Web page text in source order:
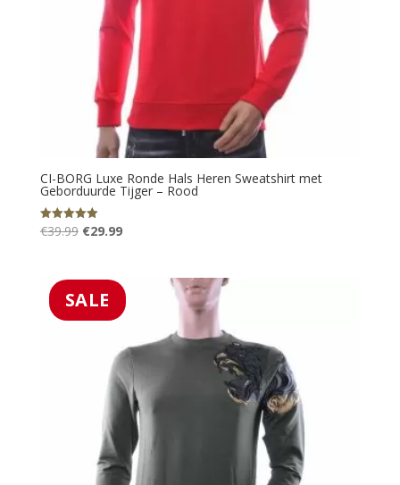
CI-BORG Luxe Ronde Hals Heren Sweatshirt met
Geborduurde Tijger – Rood
Gewaardeerd
5.00
€39.99 Oorspronkelijke
€39.99.
€29.99Huidige
€29.99.
SALE